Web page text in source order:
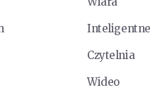
Czytelnia
Wideo